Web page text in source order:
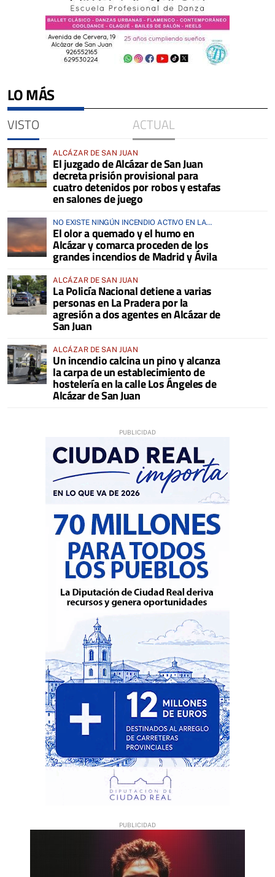
LO MÁS
VISTO ACTUAL
ALCÁZAR DE SAN JUAN
El juzgado de Alcázar de San Juan
decreta prisión provisional para
cuatro detenidos por robos y estafas
en salones de juego
NO EXISTE NINGÚN INCENDIO ACTIVO EN LA
COMARCA
El olor a quemado y el humo en
Alcázar y comarca proceden de los
grandes incendios de Madrid y Ávila
ALCÁZAR DE SAN JUAN
La Policía Nacional detiene a varias
personas en La Pradera por la
agresión a dos agentes en Alcázar de
San Juan
ALCÁZAR DE SAN JUAN
Un incendio calcina un pino y alcanza
la carpa de un establecimiento de
hostelería en la calle Los Ángeles de
Alcázar de San Juan